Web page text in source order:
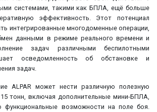
системами, такими как БПЛА, ещё больше
эффективность. Этот потенциал
интегрированные многодоменные операции,
данными в режиме реального времени и
задач различными беспилотными
осведомленность об обстановке и
задач.
ALPAR может нести различную полезную
тонн, включая дополнительные мини-БПЛА,
функциональные возможности на поле боя.